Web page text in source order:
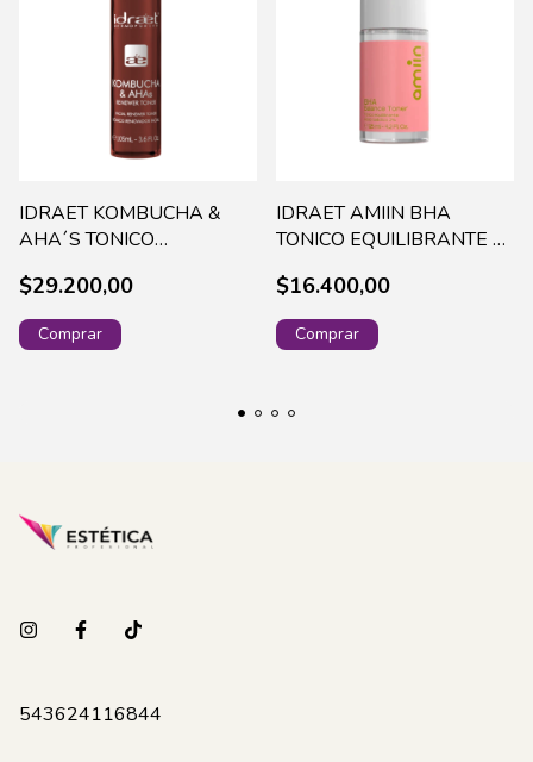
IDRAET KOMBUCHA &
AHA´S TONICO
17544 (96)
$29.200,00
IDRAET AMIIN BHA
TONICO EQUILIBRANTE X
$16.400,00
543624116844